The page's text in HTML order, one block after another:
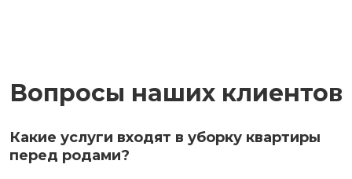
Вопросы наших клиентов
Какие услуги входят в уборку квартиры
перед родами?